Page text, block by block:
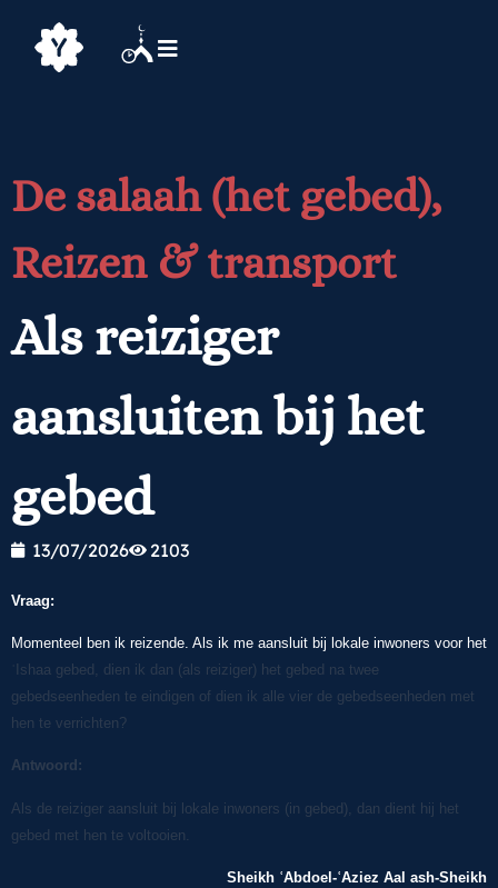
De salaah (het gebed),
Reizen & transport
Als reiziger
aansluiten bij het
gebed
13/07/2026 2103
Vraag:
Momenteel ben ik reizende. Als ik me aansluit bij lokale inwoners voor het
ʿIshaa gebed, dien ik dan (als reiziger) het gebed na twee
gebedseenheden te eindigen of dien ik alle vier de gebedseenheden met
hen te verrichten?
Antwoord:
Als de reiziger aansluit bij lokale inwoners (in gebed), dan dient hij het
gebed met hen te voltooien.
Sheikh ʿAbdoel-ʿAziez Aal ash-Sheikh